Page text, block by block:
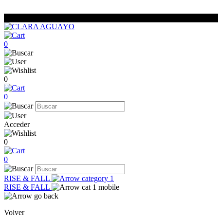
0
0
0
Acceder
0
0
RISE & FALL
RISE & FALL
Volver